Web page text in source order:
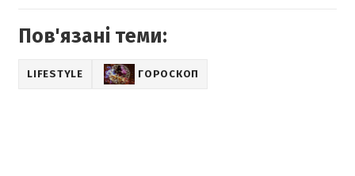
Пов'язані теми:
LIFESTYLE ГОРОСКОП